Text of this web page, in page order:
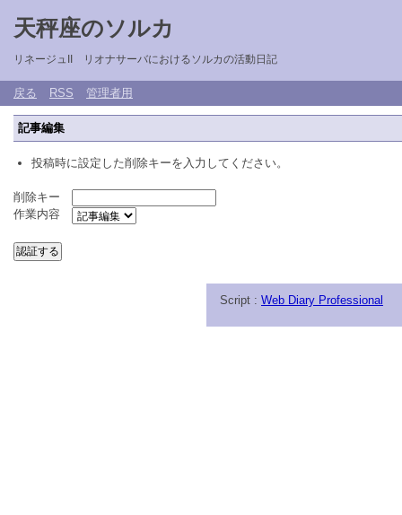
天秤座のソルカ
リネージュII リオナサーバにおけるソルカの活動日記
戻る RSS 管理者用
記事編集
投稿時に設定した削除キーを入力してください。
削除キー
作業内容
Script : Web Diary Professional